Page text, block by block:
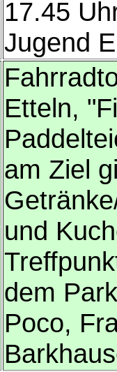
17.45
Jugend
Etteln,
am Ziel
und
dem
Poco,